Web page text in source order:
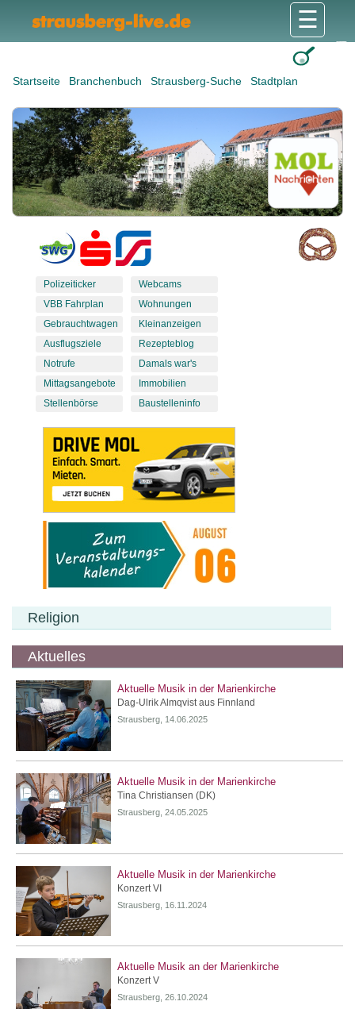
Startseite Branchenbuch Strausberg-Suche Stadtplan
☰
Polizeiticker
VBB Fahrplan
Gebrauchtwagen
Ausflugsziele
Notrufe
Mittagsangebote
Stellenbörse
Webcams
Wohnungen
Kleinanzeigen
Rezepteblog
Damals war's
Immobilien
Baustelleninfo
Religion
Aktuelles
Aktuelle Musik in der Marienkirche
Dag-Ulrik Almqvist aus Finnland
Strausberg, 14.06.2025
Aktuelle Musik in der Marienkirche
Tina Christiansen (DK)
Strausberg, 24.05.2025
Aktuelle Musik in der Marienkirche
Konzert VI
Strausberg, 16.11.2024
Aktuelle Musik an der Marienkirche
Konzert V
Strausberg, 26.10.2024